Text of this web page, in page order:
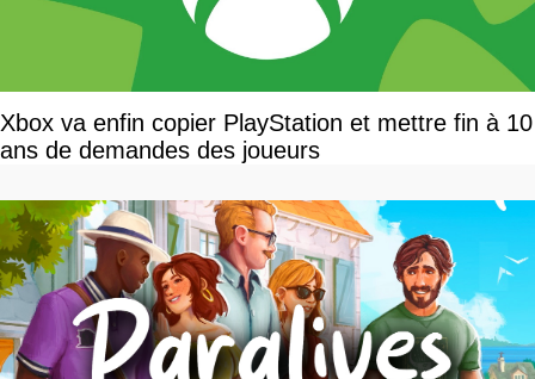
Xbox va enfin copier PlayStation et mettre fin à 10
ans de demandes des joueurs